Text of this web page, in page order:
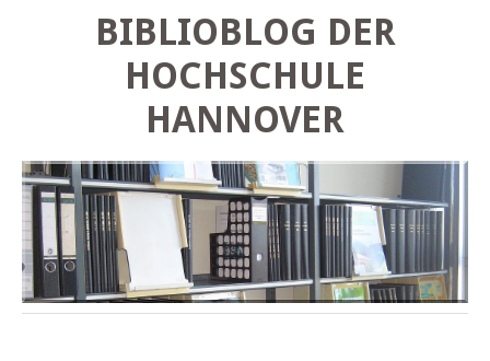
BIBLIOBLOG DER
HOCHSCHULE
HANNOVER